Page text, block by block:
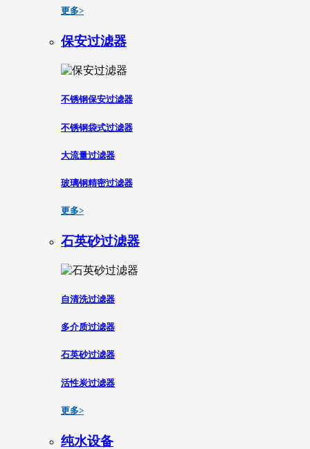
更多>
保安过滤器
不锈钢保安过滤器
不锈钢袋式过滤器
大流量过滤器
玻璃钢精密过滤器
更多>
石英砂过滤器
自清洗过滤器
多介质过滤器
石英砂过滤器
活性炭过滤器
更多>
纯水设备